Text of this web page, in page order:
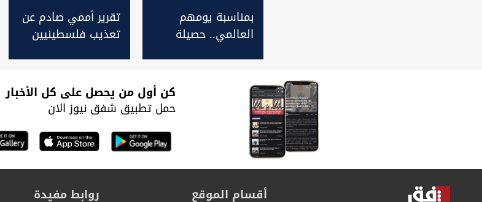
بمناسبة يومهم
العالمي.. حصيلة
الدين
تقرير أممي صادم عن
تعذيب فلسطينيين
كن أول من يحصل على كل الأخبار
حمل تطبيق شفق نيوز الان
أقسام الموقع
روابط مفيدة